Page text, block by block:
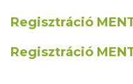
Regisztráció
Regisztráció